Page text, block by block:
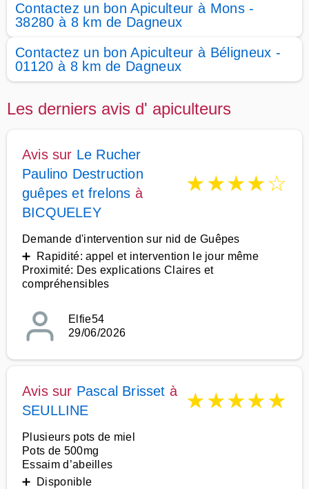
Contactez un bon Apiculteur à Mons -
38280 à 8 km de Dagneux
Contactez un bon Apiculteur à Béligneux -
01120 à 8 km de Dagneux
Les derniers avis d' apiculteurs
Avis sur Le Rucher
Paulino Destruction
guêpes et frelons à
BICQUELEY
★★★★☆
Demande d'intervention sur nid de Guêpes
➕ Rapidité: appel et intervention le jour même
Proximité: Des explications Claires et
compréhensibles
Elfie54
29/06/2026
Avis sur Pascal Brisset à
SEULLINE
★★★★★
Plusieurs pots de miel
Pots de 500mg
Essaim d’abeilles
➕ Disponible